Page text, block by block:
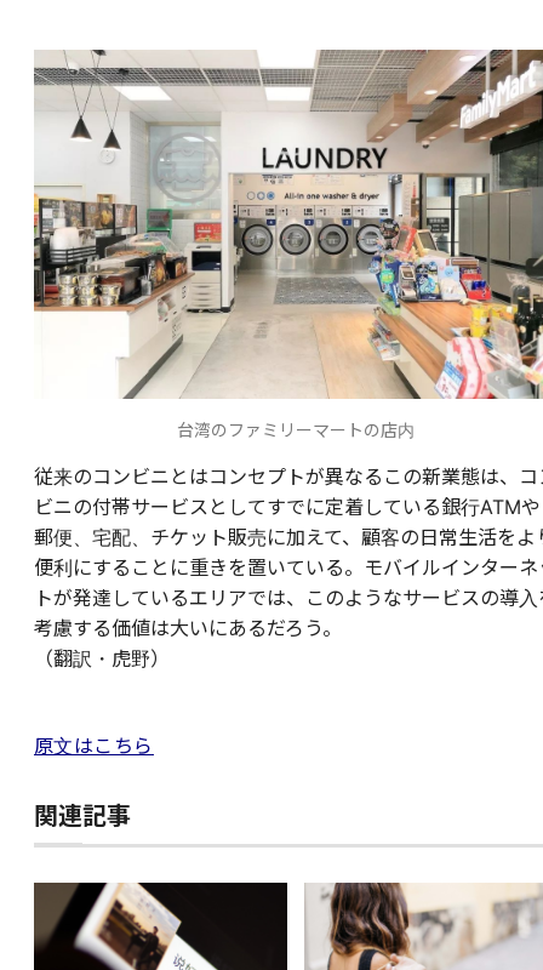
台湾のファミリーマートの店内
従来のコンビニとはコンセプトが異なるこの新業態は、コ
ビニの付帯サービスとしてすでに定着している銀行ATMや
郵便、宅配、チケット販売に加えて、顧客の日常生活をよ
便利にすることに重きを置いている。モバイルインターネ
トが発達しているエリアでは、このようなサービスの導入
考慮する価値は大いにあるだろう。
（翻訳・虎野）
原文はこちら
関連記事